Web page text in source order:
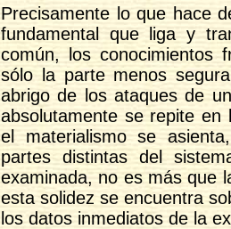
Precisamente lo que hace
fundamental que liga y
común, los conocimientos
sólo la parte menos
abrigo de los ataques de
absolutamente se repite en
el materialismo se
partes distintas del
examinada, no es más que
esta solidez se encuentra
los datos inmediatos de la